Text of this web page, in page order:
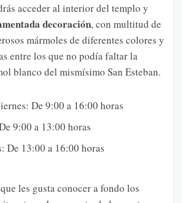
acceder al interior del templo y
decoración, con multitud de
mármoles de diferentes colores y
entre los que no podía faltar la
blanco del mismísimo San Esteban.
De 9:00 a 16:00 horas
9:00 a 13:00 horas
De 13:00 a 16:00 horas
les gusta conocer a fondo los